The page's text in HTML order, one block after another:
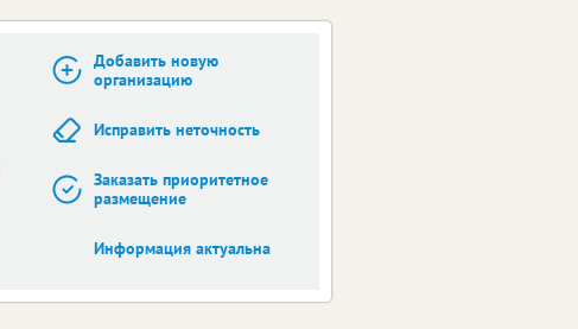
Добавить новую
организацию
Исправить неточность
Заказать приоритетное
размещение
Информация актуальна